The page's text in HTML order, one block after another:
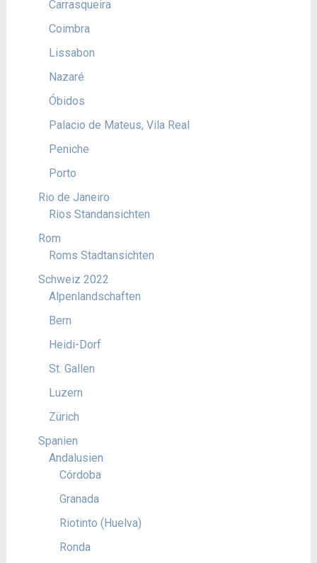
Carrasqueira
Coimbra
Lissabon
Nazaré
Óbidos
Palacio de Mateus, Vila Real
Peniche
Porto
Rio de Janeiro
Rios Standansichten
Rom
Roms Stadtansichten
Schweiz 2022
Alpenlandschaften
Bern
Heidi-Dorf
St. Gallen
Luzern
Zürich
Spanien
Andalusien
Córdoba
Granada
Riotinto (Huelva)
Ronda